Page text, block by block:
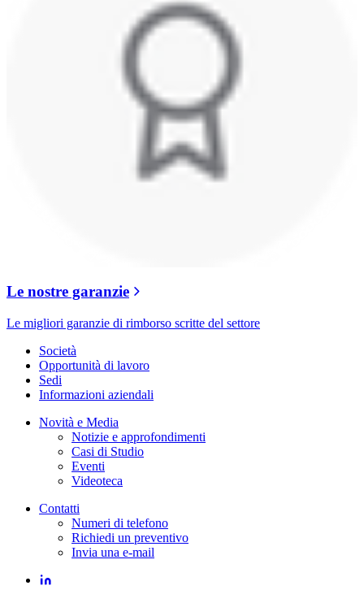
Le nostre garanzie
Le migliori garanzie di rimborso scritte del settore
Società
Opportunità di lavoro
Sedi
Informazioni aziendali
Novità e Media
Notizie e approfondimenti
Casi di Studio
Eventi
Videoteca
Contatti
Numeri di telefono
Richiedi un preventivo
Invia una e-mail